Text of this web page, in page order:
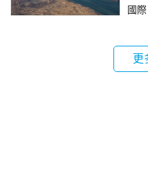
國際
更